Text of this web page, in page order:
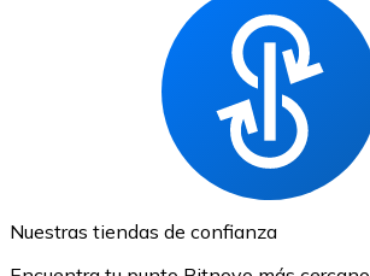
Nuestras tiendas de confianza